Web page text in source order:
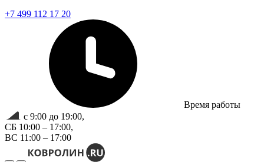
+7 499 112 17 20
Время работы
с 9:00 до 19:00,
СБ 10:00 – 17:00,
ВС 11:00 – 17:00